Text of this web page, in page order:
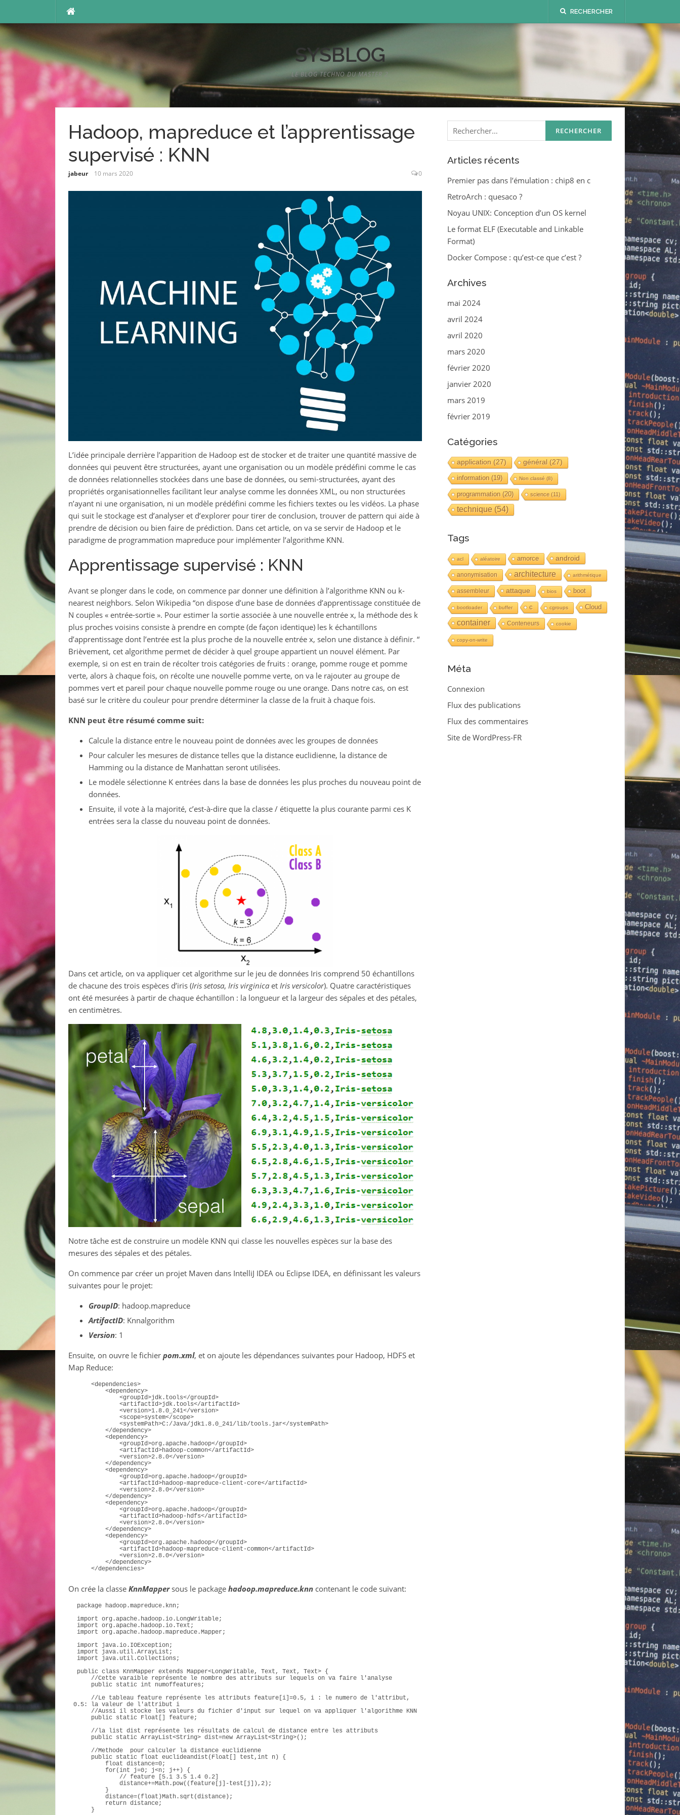
contenu
RECHERCHER
SYSBLOG
LE BLOG TECHNO DU MASTER 2
Hadoop, mapreduce et l’apprentissage
supervisé : KNN
jabeur 10 mars 2020 0
L’idée principale derrière l’apparition de Hadoop est de stocker et de traiter une quantité massive de
données qui peuvent être structurées, ayant une organisation ou un modèle prédéfini comme le cas
de données relationnelles stockées dans une base de données, ou semi-structurées, ayant des
propriétés organisationnelles facilitant leur analyse comme les données XML, ou non structurées
n’ayant ni une organisation, ni un modèle prédéfini comme les fichiers textes ou les vidéos. La phase
qui suit le stockage est d’analyser et d’explorer pour tirer de conclusion, trouver de pattern qui aide à
prendre de décision ou bien faire de prédiction. Dans cet article, on va se servir de Hadoop et le
paradigme de programmation mapreduce pour implémenter l’algorithme KNN.
Apprentissage supervisé : KNN
Avant se plonger dans le code, on commence par donner une définition à l’algorithme KNN ou k-
nearest neighbors. Selon Wikipedia “on dispose d’une base de données d’apprentissage constituée de
N couples « entrée-sortie ». Pour estimer la sortie associée à une nouvelle entrée x, la méthode des k
plus proches voisins consiste à prendre en compte (de façon identique) les k échantillons
d’apprentissage dont l’entrée est la plus proche de la nouvelle entrée x, selon une distance à définir. “
Brièvement, cet algorithme permet de décider à quel groupe appartient un nouvel élément. Par
exemple, si on est en train de récolter trois catégories de fruits : orange, pomme rouge et pomme
verte, alors à chaque fois, on récolte une nouvelle pomme verte, on va le rajouter au groupe de
pommes vert et pareil pour chaque nouvelle pomme rouge ou une orange. Dans notre cas, on est
basé sur le critère du couleur pour prendre déterminer la classe de la fruit à chaque fois.
KNN peut être résumé comme suit:
Calcule la distance entre le nouveau point de données avec les groupes de données
Pour calculer les mesures de distance telles que la distance euclidienne, la distance de
Hamming ou la distance de Manhattan seront utilisées.
Le modèle sélectionne K entrées dans la base de données les plus proches du nouveau point de
données.
Ensuite, il vote à la majorité, c’est-à-dire que la classe / étiquette la plus courante parmi ces K
entrées sera la classe du nouveau point de données.
Dans cet article, on va appliquer cet algorithme sur le jeu de données Iris comprend 50 échantillons
de chacune des trois espèces d’iris (Iris setosa, Iris virginicaet Iris versicolor). Quatre caractéristiques
ont été mesurées à partir de chaque échantillon : la longueur et la largeur des sépales et des pétales,
en centimètres.
Notre tâche est de construire un modèle KNN qui classe les nouvelles espèces sur la base des
mesures des sépales et des pétales.
On commence par créer un projet Maven dans IntelliJ IDEA ou Eclipse IDEA, en définissant les valeurs
suivantes pour le projet:
GroupID: hadoop.mapreduce
ArtifactID: Knnalgorithm
Version: 1
Ensuite, on ouvre le fichier pom.xml, et on ajoute les dépendances suivantes pour Hadoop, HDFS et
Map Reduce:
<dependencies>
<dependency>
<groupId>jdk.tools</groupId>
<artifactId>jdk.tools</artifactId>
<version>1.8.0_241</version>
<scope>system</scope>
<systemPath>C:/Java/jdk1.8.0_241/lib/tools.jar</systemPath>
</dependency>
<dependency>
<groupId>org.apache.hadoop</groupId>
<artifactId>hadoop-common</artifactId>
<version>2.8.0</version>
</dependency>
<dependency>
<groupId>org.apache.hadoop</groupId>
<artifactId>hadoop-mapreduce-client-core</artifactId>
<version>2.8.0</version>
</dependency>
<dependency>
<groupId>org.apache.hadoop</groupId>
<artifactId>hadoop-hdfs</artifactId>
<version>2.8.0</version>
</dependency>
<dependency>
<groupId>org.apache.hadoop</groupId>
<artifactId>hadoop-mapreduce-client-common</artifactId>
<version>2.8.0</version>
</dependency>
</dependencies>
On crée la classe KnnMapper sous le package hadoop.mapreduce.knncontenant le code suivant:
package hadoop.mapreduce.knn;
import org.apache.hadoop.io.LongWritable;
import org.apache.hadoop.io.Text ;
import org.apache.hadoop.mapreduce.Mapper ;
import java.io.IOException;
import java.util.ArrayList ;
import java.util.Collections ;
public class KnnMapper extends Mapper<LongWritable, Text, Text, Text>
{
//Cette varaible représente le nombre des attributs sur lequels on va faire l'analyse
public
static int numoffeatures;
//Le tableau feature représente les attributs feature[i]=0.5, i : le numero de l'attribut,
0.5: la valeur de l'attribut i
//Aussi il stocke les valeurs du fichier d'input sur lequel on va appliquer l'algorithme KNN
public
static Float
feature;
//la list dist représente les résultats de calcul de distance entre les attributs
public
static ArrayList<String> dist=new ArrayList<String>() ;
//Methode  pour calculer la distance euclidienne
public
static float euclideandist ( Float test, int n)
{
float distance=0;
for (int j=0; j<n; j++)
{
// feature [5.1 3.5 1.4 0.2]
            distance+=Math.
pow((feature[ j -test j ]) , 2) ;
}
        distance=
(float )Math. sqrt (distance) ;
return distance;
}
Rechercher :
Articles récents
Premier pas dans l’émulation : chip8 en c
RetroArch : quesaco ?
Noyau UNIX: Conception d’un OS kernel
Le format ELF (Executable and Linkable
Format)
Docker Compose : qu’est-ce que c’est ?
Archives
mai 2024
avril 2024
avril 2020
mars 2020
février 2020
janvier 2020
mars 2019
février 2019
Catégories
application(27) général(27)
information(19) Non classé(8)
programmation(20) science(11)
technique(54)
Tags
acl aléatoire amorce android
anonymisation architecture arithmétique
assembleur attaque bios boot
bootloader buffer c cgroups Cloud
container Conteneurs cookie
copy-on-write
Méta
Connexion
Flux des publications
Flux des commentaires
Site de WordPress-FR